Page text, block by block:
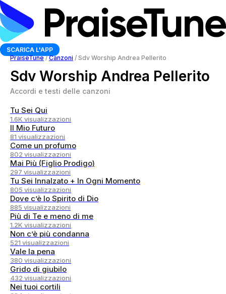
SCARICA L'APP
PraiseTune / Canzoni / Sdv Worship Andrea Pellerito
Sdv Worship Andrea Pellerito
Accordi e testi delle canzoni
Tu Sei Qui
1.6K visualizzazioni
Il Mio Futuro
81 visualizzazioni
Come un profumo
802 visualizzazioni
Mai Più (Figlio Prodigo)
297 visualizzazioni
Tu Sei Innalzato + In Ogni Momento
805 visualizzazioni
Dove c’è lo Spirito di Dio
885 visualizzazioni
Più di Te e meno di me
1.2K visualizzazioni
Non c’è più condanna
521 visualizzazioni
Vale la pena
380 visualizzazioni
Grido di giubilo
432 visualizzazioni
Nei tuoi cortili